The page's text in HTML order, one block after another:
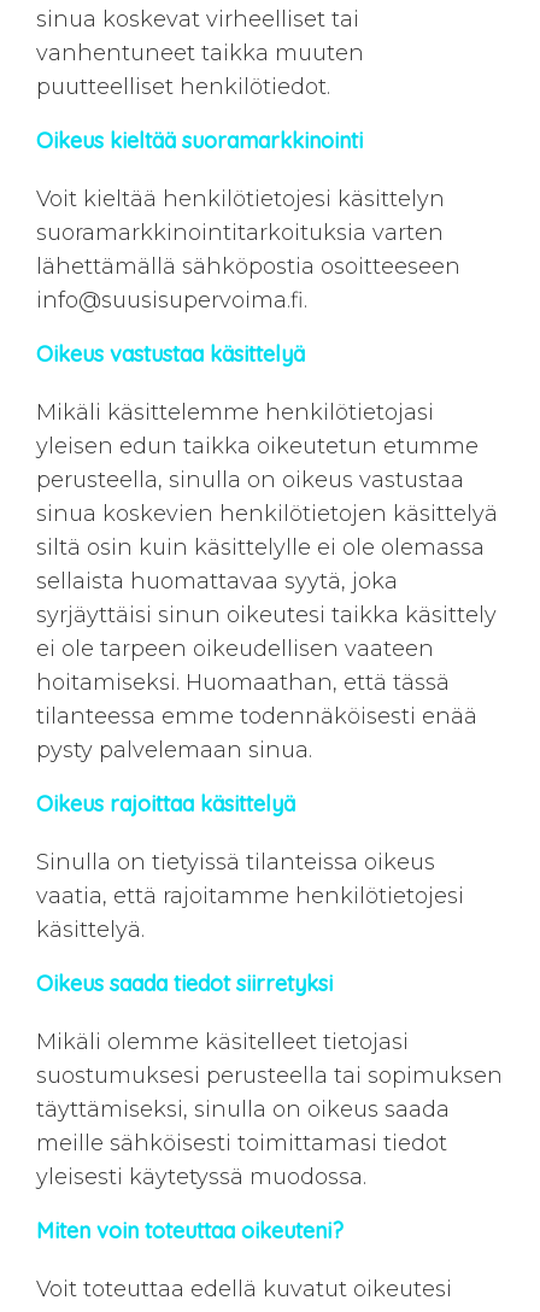
sinua koskevat virheelliset tai
vanhentuneet taikka muuten
puutteelliset henkilötiedot.
Oikeus kieltää suoramarkkinointi
Voit kieltää henkilötietojesi käsittelyn
suoramarkkinointitarkoituksia varten
lähettämällä sähköpostia osoitteeseen
info@suusisupervoima.fi.
Oikeus vastustaa käsittelyä
Mikäli käsittelemme henkilötietojasi
yleisen edun taikka oikeutetun etumme
perusteella, sinulla on oikeus vastustaa
sinua koskevien henkilötietojen käsittelyä
siltä osin kuin käsittelylle ei ole olemassa
sellaista huomattavaa syytä, joka
syrjäyttäisi sinun oikeutesi taikka käsittely
ei ole tarpeen oikeudellisen vaateen
hoitamiseksi. Huomaathan, että tässä
tilanteessa emme todennäköisesti enää
pysty palvelemaan sinua.
Oikeus rajoittaa käsittelyä
Sinulla on tietyissä tilanteissa oikeus
vaatia, että rajoitamme henkilötietojesi
käsittelyä.
Oikeus saada tiedot siirretyksi
Mikäli olemme käsitelleet tietojasi
suostumuksesi perusteella tai sopimuksen
täyttämiseksi, sinulla on oikeus saada
meille sähköisesti toimittamasi tiedot
yleisesti käytetyssä muodossa.
Miten voin toteuttaa oikeuteni?
Voit toteuttaa edellä kuvatut oikeutesi